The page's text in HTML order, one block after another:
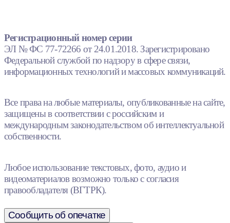
Регистрационный номер серии
ЭЛ № ФС 77-72266 от 24.01.2018. Зарегистрировано
Федеральной службой по надзору в сфере связи,
информационных технологий и массовых коммуникаций.
Все права на любые материалы, опубликованные на сайте,
защищены в соответствии с российским и
международным законодательством об интеллектуальной
собственности.
Любое использование текстовых, фото, аудио и
видеоматериалов возможно только с согласия
правообладателя (ВГТРК).
Сообщить об опечатке